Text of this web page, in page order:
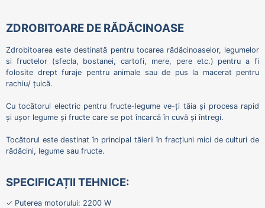
ZDROBITOARE DE RĂDĂCINOASE
Zdrobitoarea este destinată pentru tocarea rădăcinoaselor, legumelor
si fructelor (sfecla, bostanei, cartofi, mere, pere etc.) pentru a fi
folosite drept furaje pentru animale sau de pus la macerat pentru
rachiu/ țuică.
Cu tocătorul electric pentru fructe-legume ve-ți tăia și procesa rapid
și ușor legume și fructe care se pot încarcă în cuvă și întregi.
Tocătorul este destinat în principal tăierii în fracțiuni mici de culturi de
rădăcini, legume sau fructe.
SPECIFICAȚII TEHNICE:
✓ Puterea motorului: 2200 W